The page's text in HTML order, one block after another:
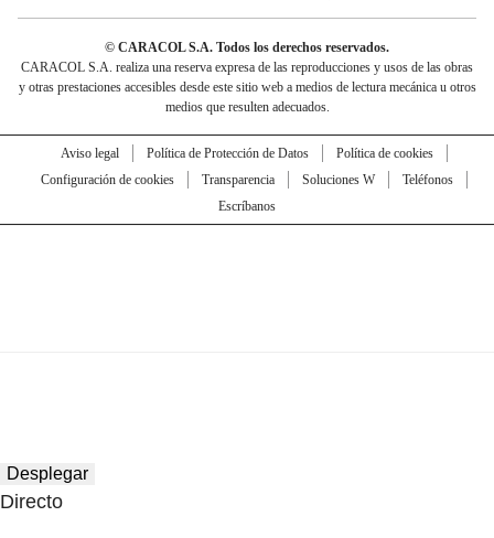
© CARACOL S.A. Todos los derechos reservados.
CARACOL S.A. realiza una reserva expresa de las reproducciones y usos de las obras
y otras prestaciones accesibles desde este sitio web a medios de lectura mecánica u otros
medios que resulten adecuados.
Aviso legal Política de Protección de Datos
Política de cookies
Configuración de cookies
Transparencia Soluciones W
Teléfonos
Escríbanos
Desplegar
Directo